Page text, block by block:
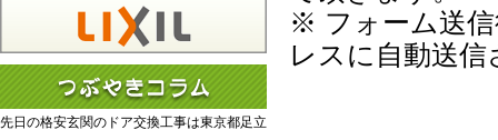
※ フォーム送
レスに自動送
先日の格安玄関のドア交換工事は東京都足立